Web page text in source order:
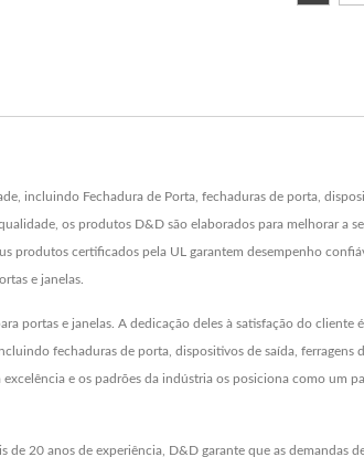
incluindo Fechadura de Porta, fechaduras de porta,
os produtos D&D são elaborados para melhorar a
produtos certificados pela UL garantem desempenho
e janelas.
portas e janelas. A dedicação deles à satisfação do cliente
fechaduras de porta, dispositivos de saída, ferragens
e os padrões da indústria os posiciona como um
20 anos de experiência, D&D garante que as demandas